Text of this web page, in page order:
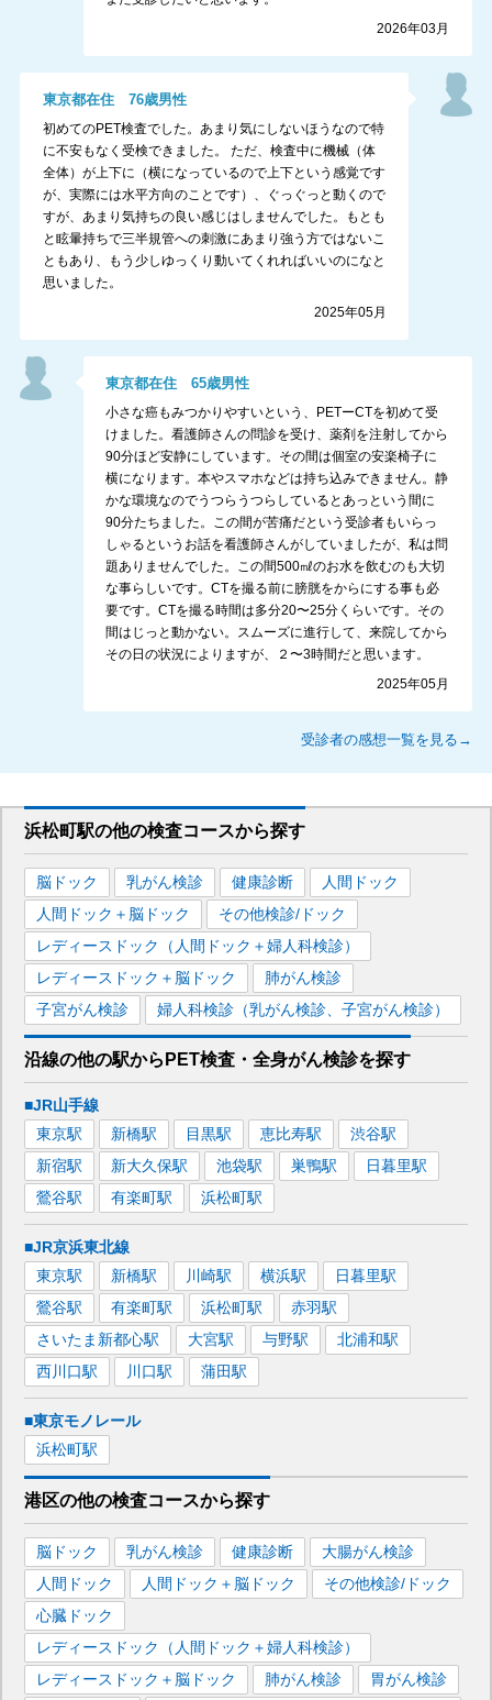
2026年03月
東京都在住 76歳男性
初めてのPET検査でした。あまり気にしないほうなので特
に不安もなく受検できました。 ただ、検査中に機械（体
全体）が上下に（横になっているので上下という感覚です
が、実際には水平方向のことです）、ぐっぐっと動くので
すが、あまり気持ちの良い感じはしませんでした。もとも
と眩暈持ちで三半規管への刺激にあまり強う方ではないこ
ともあり、もう少しゆっくり動いてくれればいいのになと
思いました。
2025年05月
東京都在住65歳男性
小さな癌もみつかりやすいという、PETーCTを初めて受
けました。看護師さんの問診を受け、薬剤を注射してから
90分ほど安静にしています。その間は個室の安楽椅子に
横になります。本やスマホなどは持ち込みできません。静
かな環境なのでうつらうつらしているとあっという間に
90分たちました。この間が苦痛だという受診者もいらっ
しゃるというお話を看護師さんがしていましたが、私は問
題ありませんでした。この間500㎖のお水を飲むのも大切
な事らしいです。CTを撮る前に膀胱をからにする事も必
要です。CTを撮る時間は多分20〜25分くらいです。その
間はじっと動かない。スムーズに進行して、来院してから
その日の状況によりますが、２〜3時間だと思います。
2025年05月
受診者の感想一覧を見る→
浜松町駅の他の検査コースから探す
脳ドック 乳がん検診 健康診断
人間ドック
人間ドック＋脳ドック
その他検診/ドック
レディースドック（人間ドック＋婦人科検診）
レディースドック＋脳ドック
肺がん検診
子宮がん検診
婦人科検診（乳がん検診、子宮がん検診）
沿線の他の駅から PET検査・全身がん検診を探す
■JR山手線
東京駅 新橋駅 目黒駅 恵比寿駅 渋谷駅
新宿駅 新大久保駅 池袋駅 巣鴨駅 日暮里駅
鶯谷駅 有楽町駅 浜松町駅
■JR京浜東北線
東京駅 新橋駅 川崎駅 横浜駅 日暮里駅
鶯谷駅 有楽町駅 浜松町駅 赤羽駅
さいたま新都心駅 大宮駅 与野駅 北浦和駅
西川口駅 川口駅 蒲田駅
■東京モノレール
浜松町駅
港区の他の検査コースから探す
脳ドック 乳がん検診 健康診断
大腸がん検診
人間ドック
人間ドック＋脳ドック
その他検診/ドック
心臓ドック
レディースドック（人間ドック＋婦人科検診）
レディースドック＋脳ドック
肺がん検診
胃がん検診